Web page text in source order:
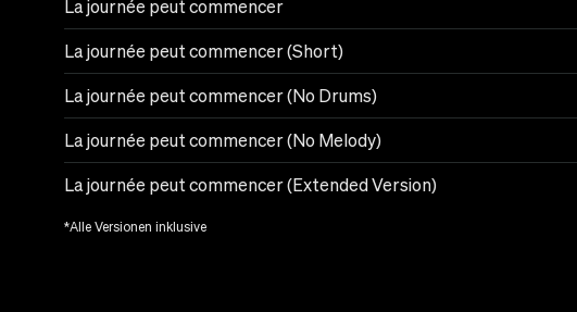
La journée peut commencer
La journée peut commencer (Short)
La journée peut commencer (No Drums)
La journée peut commencer (No Melody)
La journée peut commencer (Extended Version)
*Alle Versionen inklusive